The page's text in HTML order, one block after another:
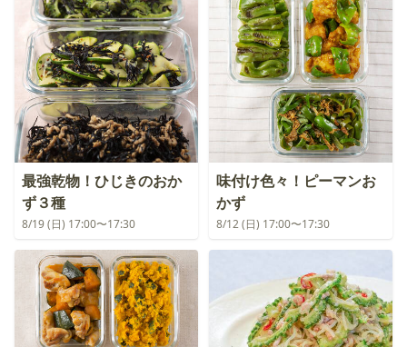
最強乾物！ひじきのおか
ず３種
8/19 (日) 17:00〜17:30
味付け色々！ピーマンお
かず
8/12 (日) 17:00〜17:30